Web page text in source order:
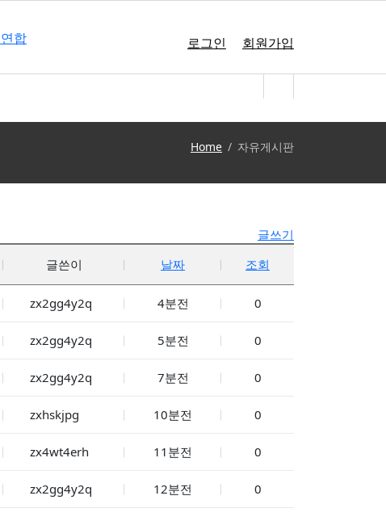
로그인 회원가입
Home 자유게시판
글쓰기
글쓴이 날짜 조회
zx2gg4y2q 4분전 0
zx2gg4y2q 5분전 0
zx2gg4y2q 7분전 0
zxhskjpg 10분전 0
zx4wt4erh 11분전 0
zx2gg4y2q 12분전 0